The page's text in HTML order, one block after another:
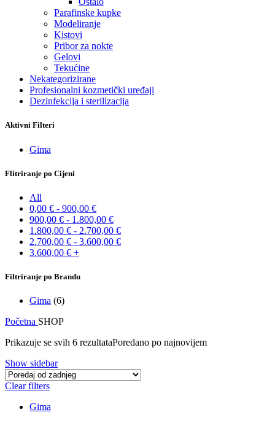
Parafinske kupke
Modeliranje
Kistovi
Pribor za nokte
Gelovi
Tekućine
Nekategorizirane
Profesionalni kozmetički uređaji
Dezinfekcija i sterilizacija
Aktivni Filteri
Gima
Flitriranje po Cijeni
All
0,00 € - 900,00 €
900,00 € - 1.800,00 €
1.800,00 € - 2.700,00 €
2.700,00 € - 3.600,00 €
3.600,00 € +
Filtriranje po Brandu
Gima (6)
Početna SHOP
Prikazuje se svih 6 rezultataPoredano po najnovijem
Show sidebar
Clear filters
Gima